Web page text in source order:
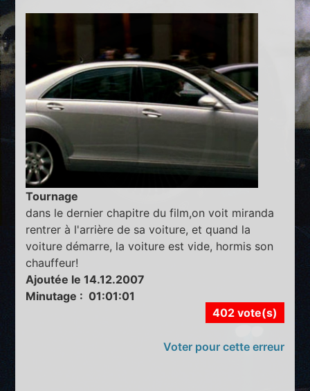
Tournage
dans le dernier chapitre du film,on voit miranda
rentrer à l'arrière de sa voiture, et quand la
voiture démarre, la voiture est vide, hormis son
chauffeur!
Ajoutée le 14.12.2007
Minutage : 01:01:01
402 vote(s)
Voter pour cette erreur